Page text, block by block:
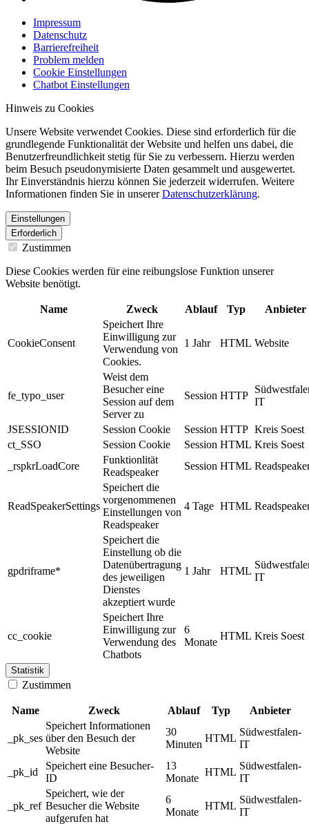
Impressum
Datenschutz
Barrierefreiheit
Problem melden
Cookie Einstellungen
Chatbot Einstellungen
Hinweis zu Cookies
Unsere Website verwendet Cookies. Diese sind erforderlich für die
grundlegende Funktionalität der Website und helfen uns dabei, die
Benutzerfreundlichkeit stetig für Sie zu verbessern. Hierzu werden
beim Besuch pseudonymisierte Daten gesammelt und ausgewertet.
Ihr Einverständnis hierzu können Sie jederzeit widerrufen. Weitere
Informationen finden Sie in unsererDatenschutzerklärung.
Einstellungen
Erforderlich
Zustimmen
Diese Cookies werden für eine reibungslose Funktion unserer
Website benötigt.
Name Zweck Ablauf Typ Anbieter
CookieConsent
Speichert Ihre
Einwilligung zur
Verwendung von
Cookies.
1 Jahr HTML Website
fe_typo_user
Weist dem
Besucher eine
Session auf dem
Server zu
Session HTTP
IT
JSESSIONID Session Cookie Session HTTP Kreis Soest
ct_SSO
Session Cookie Session HTML Kreis Soest
_rspkrLoadCore
Funktionlität
Readspeaker
Session HTML
ReadSpeakerSettings
Speichert die
vorgenommenen
Einstellungen von
Readspeaker
4 Tage HTML
gpdriframe*
Speichert die
Einstellung ob die
Datenübertragung
des jeweiligen
Dienstes
akzeptiert wurde
1 Jahr HTML
IT
cc_cookie
Speichert Ihre
Einwilligung zur
Verwendung des
Chatbots
6
Monate
HTML Kreis Soest
Statistik
Zustimmen
Name Zweck Ablauf Typ Anbieter
_pk_ses
Speichert Informationen
über den Besuch der
Website
30
Minuten
HTML
Südwestfalen-
IT
_pk_id
Speichert eine Besucher-
ID
13
Monate
HTML
Südwestfalen-
IT
_pk_ref
Speichert, wie der
Besucher die Website
aufgerufen hat
6
Monate
HTML
Südwestfalen-
IT